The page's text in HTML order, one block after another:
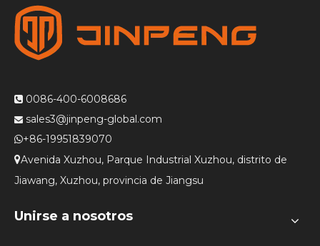
 0086-400-6008686
 sales3@jinpeng-global.com
+86-19951839070
Avenida Xuzhou, Parque Industrial Xuzhou, distrito de
Jiawang, Xuzhou, provincia de Jiangsu
Unirse a nosotros